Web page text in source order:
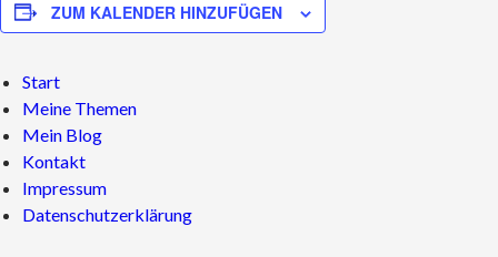
ZUM KALENDER HINZUFÜGEN
Start
Meine Themen
Mein Blog
Kontakt
Impressum
Datenschutzerklärung